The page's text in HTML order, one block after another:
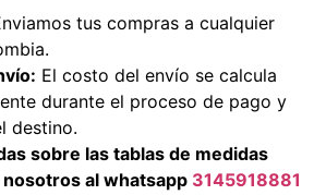
tus compras a cualquier
El costo del envío se calcula
durante el proceso de pago y
destino.
sobre las tablas de medidas
al whatsapp 3145918881